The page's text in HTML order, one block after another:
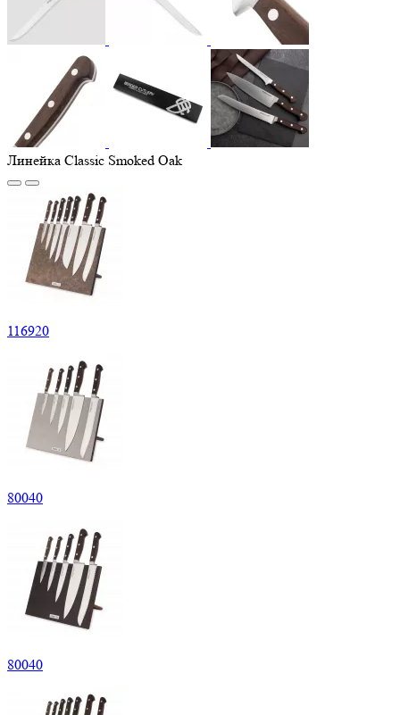
Линейка Classic Smoked Oak
116920
80040
80040